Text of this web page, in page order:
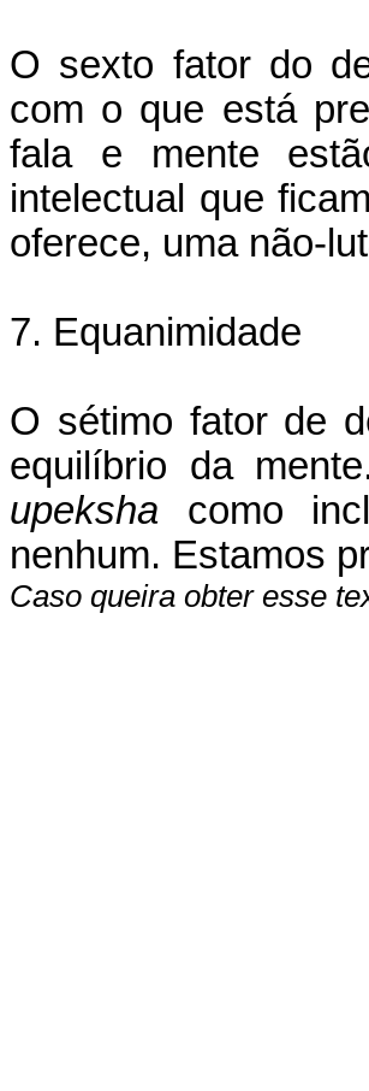
O sexto fator do
com o que está
fala e mente
intelectual que
oferece, uma não-
7. Equanimidade
O sétimo fator de
equilíbrio da
upeksha como
nenhum. Estamos
Caso queira obter esse